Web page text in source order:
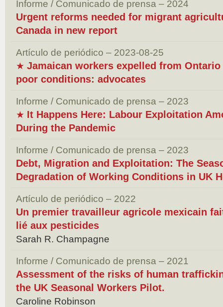
Informe / Comunicado de prensa – 2024
Urgent reforms needed for migrant
Canada in new report
Artículo de periódico – 2023-08-25
★ Jamaican workers expelled from
poor conditions: advocates
Informe / Comunicado de prensa – 2023
★ It Happens Here: Labour Exploitation
During the Pandemic
Informe / Comunicado de prensa – 2023
Debt, Migration and Exploitation: The
Degradation of Working Conditions in UK
Artículo de periódico – 2022
Un premier travailleur agricole mexicain
lié aux pesticides
Sarah R. Champagne
Informe / Comunicado de prensa – 2021
Assessment of the risks of human
the UK Seasonal Workers Pilot.
Caroline Robinson